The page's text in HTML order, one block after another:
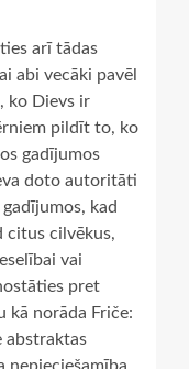
arī tādas
abi vecāki pavēl
ko Dievs ir
pildīt to, ko
gadījumos
doto autoritāti
kad
citus cilvēkus,
vai
pret
kā norāda Friče:
abstraktas